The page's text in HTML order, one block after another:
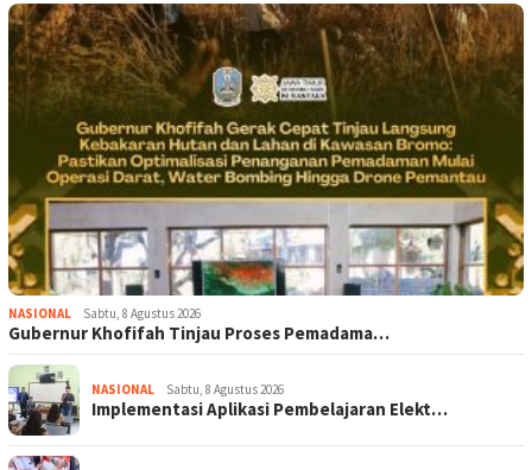
NASIONAL Sabtu, 8 Agustus 2026
Gubernur Khofifah Tinjau Proses Pemadama…
NASIONAL Sabtu, 8 Agustus 2026
Implementasi Aplikasi Pembelajaran Elekt…